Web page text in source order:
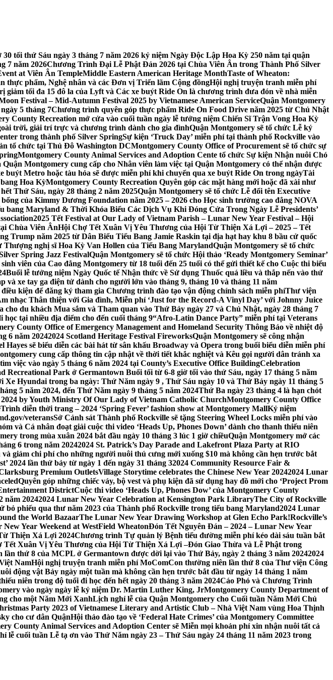
30 tối thứ Sáu ngày 3 tháng 7 năm 2026 kỷ niệm Ngày Độc Lập Hoa Kỳ 250 năm tại quận
7 năm 2026Chương Trình Đại Lễ Phật Đản 2026 tại Chùa Viên Ân trong Thành Phố Silver
at Viên Ân TempleMiddle Eastern American Heritage MonthTaste of Wheaton:
thực phẩm, Nghệ nhân và các Đơn vị Triển lãm Cộng đồngHội nghị truyện tranh miễn phí
giảm tối đa 15 đô la của Lyft và Các xe buýt Ride On là chương trình đưa đón về nhà miễn
Festival – Mid-Autumn Festival 2025 by Vietnamese American ServiceQuận Montgomery
5 tháng 7Chương trình quyên góp thực phẩm Ride On Food Drive năm 2025 từ Chủ Nhật
County Recreation mở cửa vào cuối tuần ngày lễ tưởng niệm Chiến Sĩ Trận Vong Hoa Kỳ
trời, giải trí trực và chương trình dành cho gia đìnhQuận Montgomery sẽ tổ chức Lễ kỷ
trong thành phố Silver SpringSự kiện ‘Truck Day’ miễn phí tại thành phố Rockville vào
tổ chức tại Thủ Đô Washington DCMontgomery County Office of Procurement sẽ tổ chức sự
Montgomery County Animal Services and Adoption Cente tổ chức Sự kiện Nhận nuôi Chó
Montgomery cung cấp cho Nhân viên làm việc tại Quận Montgomery có thể nhận được
buýt Metro hoặc tàu hỏa sẽ được miễn phí khi chuyển qua xe buýt Ride On trong ngàyTài
Hoa KỳMontgomery County Recreation Quyên góp các mặt hàng mới hoặc đã xài như
Thứ Sáu, ngày 28 tháng 2 năm 2025Quận Montgomery sẽ tổ chức Lễ đổi tên Executive
của Kimmy Dương Foundation năm 2025 – 2026 cho Học sinh trường cao đẳng NOVA
Maryland & Thời Khóa Biểu Các Dịch Vụ Khi Đóng Cửa Trong Ngày Lễ Presidents’
2025 Tết Festival at Our Lady of Vietnam Parish – Lunar New Year Festival – Hội
Chùa Viên ÂnHội Chợ Tết Xuân Vị Yêu Thương của Hội Từ Thiện Xá Lợi – 2025 – Tết
Trump năm 2025 từ Dân Biểu Tiểu Bang Jamie Raskin tại địa hạt hay khu 8 bầu cử quốc
nghị sĩ Hoa Kỳ Van Hollen của Tiểu Bang MarylandQuận Montgomery sẽ tổ chức
Spring Jazz FestivalQuận Montgomery sẽ tổ chức Hội thảo ‘Ready Montgomery Seminar’
viên của Cao đẳng Montgomery từ 18 tuổi đến 25 tuổi có thể gửi thiết kế cho Cuộc thi biểu
Buổi lễ tưởng niệm Ngày Quốc tế Nhận thức về Sử dụng Thuốc quá liều và thắp nến vào thứ
và xe tay ga điện tử dành cho người lớn vào tháng 9, tháng 10 và tháng 11 năm
kiện để đăng ký tham gia Chương trình đào tạo vận động chính sách miễn phíThư viện
Thân thiện với Gia đình, Miễn phí ‘Just for the Record-A Vinyl Day’ với Johnny Juice
du khách Mua sắm và Tham quan vào Thứ Bảy ngày 27 và Chủ Nhật, ngày 28 tháng 7
học tại nhiều địa điểm cho đến cuối tháng 9“Afro-Latin Dance Party” miễn phí tại Veterans
County Office of Emergency Management and Homeland Security Thông Báo về nhiệt độ
6 năm 20242024 Scotland Heritage Festival FireworksQuận Montgomery sẽ công nhận
Hayes sẽ biểu diễn các bài hát từ sân khấu Broadway và Opera trong buổi biểu diễn miễn phí
cung cấp thông tin cập nhật về thời tiết khắc nghiệt và Kêu gọi người dân tránh xa
việc vào ngày 5 tháng 6 năm 2024 tại County’s Executive Office BuildingCelebration
Recreational Park ở Germantown Buổi tối từ 6-8 giờ tối vào thứ Sáu, ngày 17 tháng 5 năm
Hyundai trong ba ngày: Thứ Năm ngày 9 , Thứ Sáu ngày 10 và Thứ Bảy ngày 11 tháng 5
5 năm 2024, đến Thứ Năm ngày 9 tháng 5 năm 2024Thứ Ba ngày 23 tháng 4 là hạn chót
by Youth Ministry Of Our Lady of Vietnam Catholic ChurchMontgomery County Office
Trình diễn thời trang – 2024 ‘Spring Fever’ fashion show at Montgomery MallKỷ niệm
veteransSở Cảnh sát Thành phố Rockville sẽ tặng Steering Wheel Locks miễn phí vào
và Cá nhân đoạt giải cuộc thi video ‘Heads Up, Phones Down’ dành cho thanh thiếu niên
trong mùa xuân 2024 bắt đầu ngày 10 tháng 3 lúc 1 giờ chiềuQuận Montgomery mở các
6 trong năm 20242024 St. Patrick’s Day Parade and Lakefront Plaza Party at RIO
giảm chi phí cho những người nuôi thú cưng mới xuống $10 mà không cần hẹn trước bắt
2024 lần thứ bảy từ ngày 1 đến ngày 31 tháng 32024 Community Resource Fair &
Premium OutletsVillage Storytime celebrates the Chinese New Year 20242024 Lunar
Quyên góp những chiếc váy, bộ vest và phụ kiện đã sử dụng hay đồ mới cho ‘Project Prom
DistrictCuộc thi video ‘Heads Up, Phones Dow’ của Montgomery County
năm 20242024 Lunar New Year Celebration at Kensington Park LibraryThe City of Rockville
bỏ phiếu qua thư năm 2023 của Thành phố Rockville trong tiểu bang Maryland2024 Lunar
the World BazaarThe Lunar New Year Drawing Workshop at Glen Echo Park!Rockville’s
New Year Weekend at WestField WheatonĐón Tết Nguyên Đán – 2024 – Lunar New Year
Thiện Xá Lợi 2024Chương trình Tự quản lý Bệnh tiểu đường miễn phí kéo dài sáu tuần bắt
Tết Xuân Vị Yêu Thương của Hội Từ Thiện Xá Lợi –Đón Giao Thừa và Lễ Phật trong
thứ 8 của MCPL ở Germantown được dời lại vào Thứ Bảy, ngày 2 tháng 3 năm 20242024
NamHội nghị truyện tranh miễn phí MoComCon thường niên lần thứ 8 của Thư viện Công
động vật Bảy ngày một tuần mà không cần hẹn trước bắt đầu từ ngày 14 tháng 1 năm
niên trong độ tuổi đi học đến hết ngày 20 tháng 3 năm 2024Cáo Phó và Chương Trình
vào ngày ngày lễ kỷ niệm Dr. Martin Luther King, JrMontgomery County Department of
cho một Năm Mới XanhLịch nghỉ lễ của Quận Montgomery cho Cuối tuần Năm Mới Chủ
Party 2023 of Vietnamese Literary and Artistic Club – Nhà Việt Nam vùng Hoa Thịnh
cho cư dân QuậnHội thảo đào tạo về ‘Federal Hate Crimes’ của Montgomery Committee
County Animal Services and Adoption Center sẽ Miễn mọi khoản phí xin nhận nuôi tất cả
lễ cuối tuần Lễ tạ ơn vào Thứ Năm ngày 23 – Thứ Sáu ngày 24 tháng 11 năm 2023 trong